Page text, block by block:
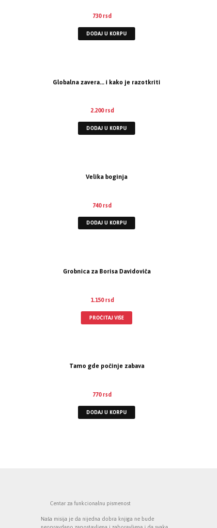
730 rsd
DODAJ U KORPU
Globalna zavera… i kako je razotkriti
2.200 rsd
DODAJ U KORPU
Velika boginja
740 rsd
DODAJ U KORPU
Grobnica za Borisa Davidoviča
1.150 rsd
PROČITAJ VIŠE
Tamo gde počinje zabava
770 rsd
DODAJ U KORPU
Centar za funkcionalnu pismenost
Naša misija je da nijedna dobra knjiga ne bude